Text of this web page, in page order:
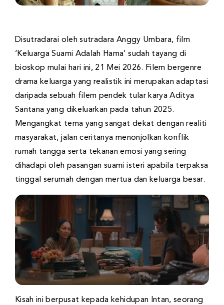
Disutradarai oleh sutradara Anggy Umbara, film
‘Keluarga Suami Adalah Hama’ sudah tayang di
bioskop mulai hari ini, 21 Mei 2026. Filem bergenre
drama keluarga yang realistik ini merupakan adaptasi
daripada sebuah filem pendek tular karya Aditya
Santana yang dikeluarkan pada tahun 2025.
Mengangkat tema yang sangat dekat dengan realiti
masyarakat, jalan ceritanya menonjolkan konflik
rumah tangga serta tekanan emosi yang sering
dihadapi oleh pasangan suami isteri apabila terpaksa
tinggal serumah dengan mertua dan keluarga besar.
Kisah ini berpusat kepada kehidupan Intan, seorang